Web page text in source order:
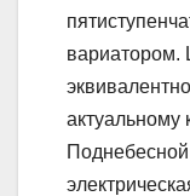
вариатором.
актуальному